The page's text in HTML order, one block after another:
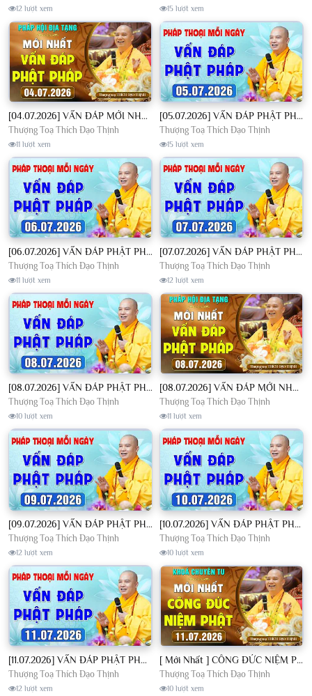
12 lượt xem 15 lượt xem
[04.07.2026] VẤN ĐÁP MỚI NHẤT - Pháp Hội Địa Tạng Chùa Khai Nguyên | TT. Thích Đạo Thịnh
Thượng Toạ Thích Đạo Thịnh
11 lượt xem
[05.07.2026] VẤN ĐÁP PHẬT PHÁP - Nghe Thầy giảng Pháp mỗi ngày CÔNG ĐỨC VÔ LƯỢNG│TT. Thích Đạo Thịnh
Thượng Toạ Thích Đạo Thịnh
15 lượt xem
[06.07.2026] VẤN ĐÁP PHẬT PHÁP - Nghe Thầy giảng Pháp mỗi ngày CÔNG ĐỨC VÔ LƯỢNG│TT. Thích Đạo Thịnh
Thượng Toạ Thích Đạo Thịnh
11 lượt xem
[07.07.2026] VẤN ĐÁP PHẬT PHÁP - Nghe Thầy giảng Pháp mỗi ngày CÔNG ĐỨC VÔ LƯỢNG│TT. Thích Đạo Thịnh
Thượng Toạ Thích Đạo Thịnh
12 lượt xem
[08.07.2026] VẤN ĐÁP PHẬT PHÁP - Nghe Thầy giảng Pháp mỗi ngày CÔNG ĐỨC VÔ LƯỢNG│TT. Thích Đạo Thịnh
Thượng Toạ Thích Đạo Thịnh
10 lượt xem
[08.07.2026] VẤN ĐÁP MỚI NHẤT - Pháp Hội Địa Tạng Chùa Khai Nguyên | TT. Thích Đạo Thịnh
Thượng Toạ Thích Đạo Thịnh
11 lượt xem
[09.07.2026] VẤN ĐÁP PHẬT PHÁP - Nghe Thầy giảng Pháp mỗi ngày CÔNG ĐỨC VÔ LƯỢNG│TT. Thích Đạo Thịnh
Thượng Toạ Thích Đạo Thịnh
12 lượt xem
[10.07.2026] VẤN ĐÁP PHẬT PHÁP - Nghe Thầy giảng Pháp mỗi ngày CÔNG ĐỨC VÔ LƯỢNG│TT. Thích Đạo Thịnh
Thượng Toạ Thích Đạo Thịnh
10 lượt xem
[11.07.2026] VẤN ĐÁP PHẬT PHÁP - Nghe Thầy giảng Pháp mỗi ngày CÔNG ĐỨC VÔ LƯỢNG│TT. Thích Đạo Thịnh
Thượng Toạ Thích Đạo Thịnh
12 lượt xem
[ Mới Nhất ] CÔNG ĐỨC NIỆM PHẬT - Khoá Chuyên Tu Chùa Khai Nguyên 11/07/2026 | TT. Thích Đạo Thịnh
Thượng Toạ Thích Đạo Thịnh
10 lượt xem